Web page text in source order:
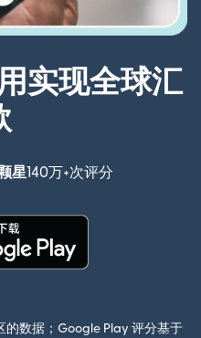
实现全球汇
星140万+次评分
数据；Google Play 评分基于